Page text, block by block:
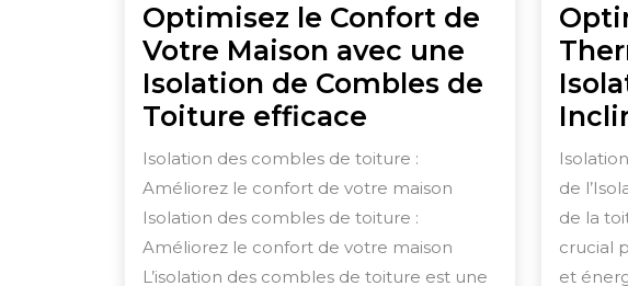
Optimisez le Confort de
Votre Maison avec une
Isolation de Combles de
Toiture efficace
le
Confort
de
Votre
Isolation des combles de toiture :
Améliorez le confort de votre maison
Isolation des combles de toiture :
Améliorez le confort de votre maison
L’isolation des combles de toiture est une
de
de la
crucial
et